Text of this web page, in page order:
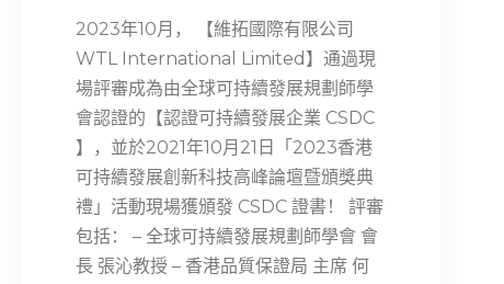
2023年10月， 【維拓國際有限公司
WTL International Limited】通過現
場評審成為由全球可持續發展規劃師學
會認證的【認證可持續發展企業 CSDC
】，並於2021年10月21日「2023香港
可持續發展創新科技高峰論壇暨頒獎典
禮」活動現場獲頒發 CSDC 證書！ 評審
包括： – 全球可持續發展規劃師學會 會
長 張沁教授 – 香港品質保證局 主席 何